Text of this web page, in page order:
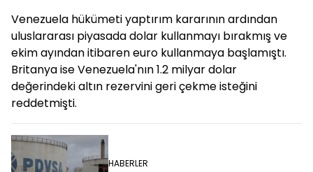
Venezuela hükümeti yaptırım kararının ardından
uluslararası piyasada dolar kullanmayı bırakmış ve
ekim ayından itibaren euro kullanmaya başlamıştı.
Britanya ise Venezuela'nın 1.2 milyar dolar
değerindeki altın rezervini geri çekme isteğini
reddetmişti.
HABERLER